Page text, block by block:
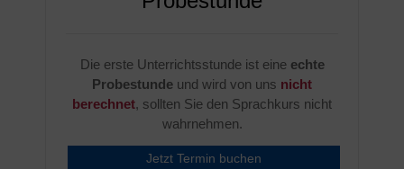
Die erste Unterrichtsstunde ist eine echte
Probestunde und wird von uns nicht
berechnet, sollten Sie den Sprachkurs nicht
wahrnehmen.
Jetzt Termin buchen